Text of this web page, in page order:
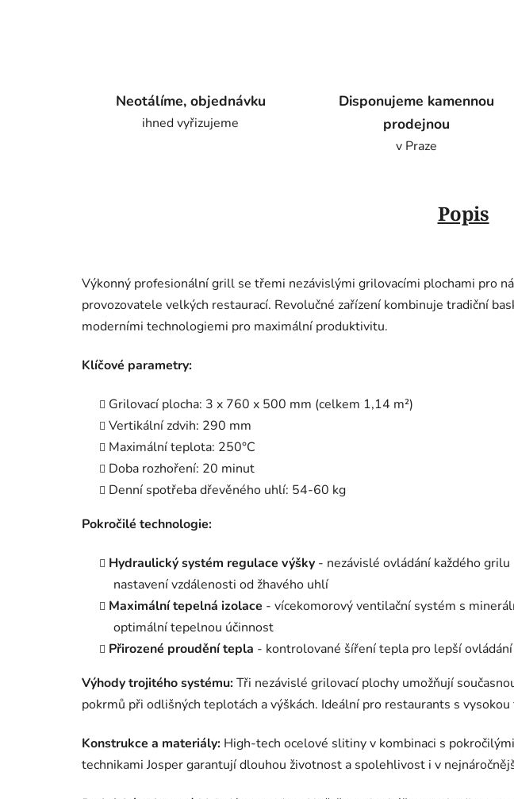
Neotálíme, objednávku
ihned vyřizujeme
Disponujeme kamennou
prodejnou
v Praze
Popis
Výkonný profesionální grill se třemi nezávislými grilovacími plochami pro
provozovatele velkých restaurací. Revolučné zařízení kombinuje tradiční
moderními technologiemi pro maximální produktivitu.
Klíčové parametry:
Grilovací plocha: 3 x 760 x 500 mm (celkem 1,14 m²)
Vertikální zdvih: 290 mm
Maximální teplota: 250°C
Doba rozhoření: 20 minut
Denní spotřeba dřevěného uhlí: 54-60 kg
Pokročilé technologie:
Hydraulický systém regulace výšky - nezávislé ovládání každého
nastavení vzdálenosti od žhavého uhlí
Maximální tepelná izolace - vícekomorový ventilační systém s
optimální tepelnou účinnost
Přirozené proudění tepla - kontrolované šíření tepla pro lepší
Výhody trojitého systému:Tři nezávislé grilovací plochy umožňují
pokrmů při odlišných teplotách a výškách. Ideální pro restaurants s
Konstrukce a materiály: High-tech ocelové slitiny v kombinaci s
technikami Josper garantují dlouhou životnost a spolehlivost i v